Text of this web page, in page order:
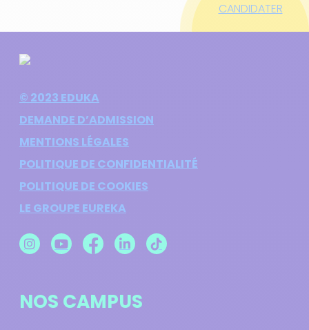
CANDIDATER
© 2023 EDUKA
DEMANDE D’ADMISSION
MENTIONS LÉGALES
POLITIQUE DE CONFIDENTIALITÉ
POLITIQUE DE COOKIES
LE GROUPE EUREKA
NOS CAMPUS